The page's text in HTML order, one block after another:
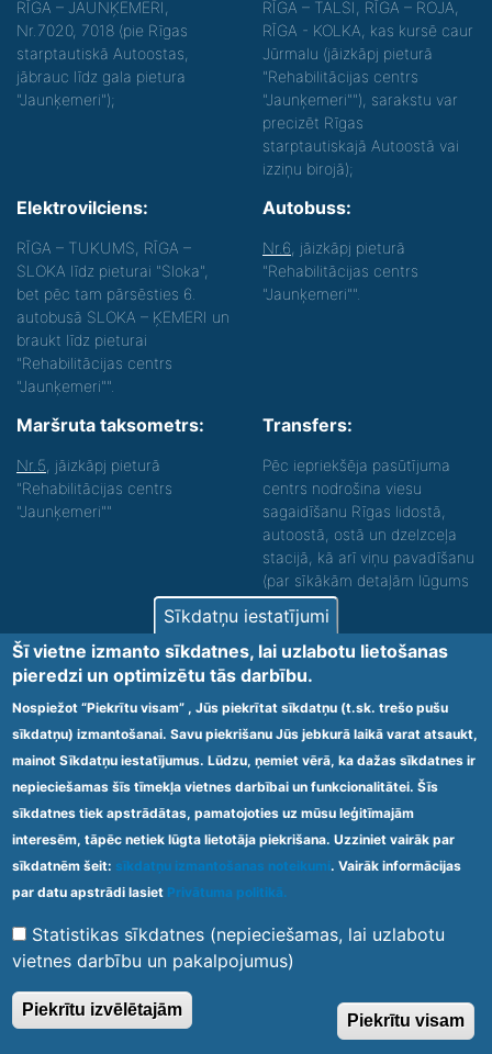
RĪGA – JAUNĶEMERI,
Nr.7020, 7018 (pie Rīgas
starptautiskā Autoostas,
jābrauc līdz gala pietura
"Jaunķemeri");
RĪGA – TALSI, RĪGA – ROJA,
RĪGA - KOLKA, kas kursē caur
Jūrmalu (jāizkāpj pieturā
"Rehabilitācijas centrs
"Jaunķemeri""), sarakstu var
precizēt Rīgas
starptautiskajā Autoostā vai
izziņu birojā);
Elektrovilciens:
RĪGA – TUKUMS, RĪGA –
SLOKA līdz pieturai "Sloka",
bet pēc tam pārsēsties 6.
autobusā SLOKA – ĶEMERI un
braukt līdz pieturai
"Rehabilitācijas centrs
"Jaunķemeri"".
Autobuss:
Nr.6 , jāizkāpj pieturā
"Rehabilitācijas centrs
"Jaunķemeri"".
Maršruta taksometrs:
Nr.5 , jāizkāpj pieturā
"Rehabilitācijas centrs
"Jaunķemeri""
Transfers:
Pēc iepriekšēja pasūtījuma
centrs nodrošina viesu
sagaidīšanu Rīgas lidostā,
autoostā, ostā un dzelzceļa
stacijā, kā arī viņu pavadīšanu
(par sīkākām detaļām lūgums
zvanīt).
Nodrošinām vides piekļūstamību personām ar
funkcionāliem traucējumiem! SIA „Sanare-KRC
Jaunķemeri”, Kolkas ielā 20, Jūrmalā ir nodrošināta vides
piekļūstamība personām ar funkcionāliem traucējumiem,
tādejādi nodrošinot atbilstību Ministru kabineta
2009.gada 20.janvāra noteikumos Nr.60 „Noteikumi par
obligātajām prasībām ārstniecības iestādēm un to
struktūrvienībām” minētajām prasībām.
Ārstniecības iestādes kods 1300 – 64003
Footer
menu
Vietnes karte Noteikumi un privātuma politika
© 2020 Kūrorta Rehabilitācijas Centrs - Jaunķemeri. Visas tiesības
aizsargātas.
Sīkdatņu iestatījumi
Šī vietne izmanto sīkdatnes, lai uzlabotu lietošanas
pieredzi un optimizētu tās darbību.
Nospiežot “Piekrītu visam” , Jūs piekrītat sīkdatņu (t.sk. trešo pušu
sīkdatņu) izmantošanai. Savu piekrišanu Jūs jebkurā laikā varat atsaukt,
mainot Sīkdatņu iestatījumus. Lūdzu, ņemiet vērā, ka dažas sīkdatnes ir
nepieciešamas šīs tīmekļa vietnes darbībai un funkcionalitātei. Šīs
sīkdatnes tiek apstrādātas, pamatojoties uz mūsu leģitīmajām
interesēm, tāpēc netiek lūgta lietotāja piekrišana. Uzziniet vairāk par
sīkdatnēm šeit: sīkdatņu izmantošanas noteikumi. Vairāk informācijas
par datu apstrādi lasiet Privātuma politikā.
Statistikas sīkdatnes (nepieciešamas, lai uzlabotu
vietnes darbību un pakalpojumus)
Piekrītu izvēlētajām
Piekrītu visam